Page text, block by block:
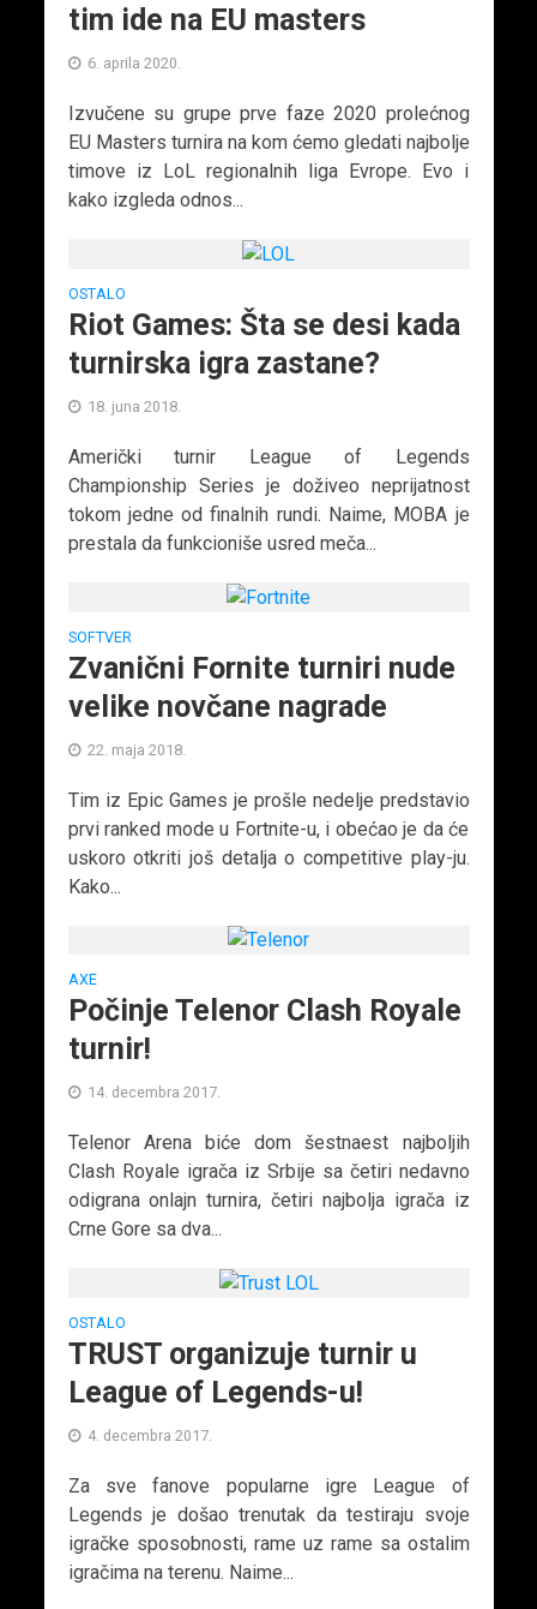
tim ide na EU masters
6. aprila 2020.
Izvučene su grupe prve faze 2020 prolećnog
EU Masters turnira na kom ćemo gledati najbolje
timove iz LoL regionalnih liga Evrope. Evo i
kako izgleda odnos...
OSTALO
Riot Games: Šta se desi kada
turnirska igra zastane?
18. juna 2018.
Američki turnir League of Legends
Championship Series je doživeo neprijatnost
tokom jedne od finalnih rundi. Naime, MOBA je
prestala da funkcioniše usred meča...
SOFTVER
Zvanični Fornite turniri nude
velike novčane nagrade
22. maja 2018.
Tim iz Epic Games je prošle nedelje predstavio
prvi ranked mode u Fortnite-u, i obećao je da će
uskoro otkriti još detalja o competitive play-ju.
Kako...
AXE
Počinje Telenor Clash Royale
turnir!
14. decembra 2017.
Telenor Arena biće dom šestnaest najboljih
Clash Royale igrača iz Srbije sa četiri nedavno
odigrana onlajn turnira, četiri najbolja igrača iz
Crne Gore sa dva...
OSTALO
TRUST organizuje turnir u
League of Legends-u!
4. decembra 2017.
Za sve fanove popularne igre League of
Legends je došao trenutak da testiraju svoje
igračke sposobnosti, rame uz rame sa ostalim
igračima na terenu. Naime...